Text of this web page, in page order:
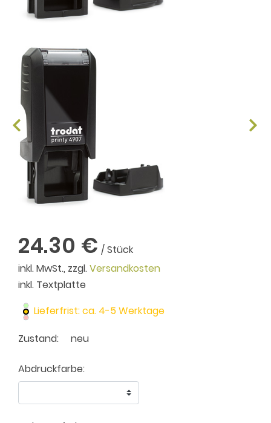
24.30 € / Stück
inkl. MwSt., zzgl.Versandkosten
inkl. Textplatte
Lieferfrist: ca. 4-5 Werktage
Zustand:
neu
Abdruckfarbe: